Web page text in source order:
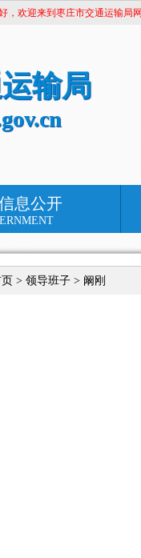
，欢迎来到枣庄市交通运输局
输局
息公开
> 领导班子 > 阚刚